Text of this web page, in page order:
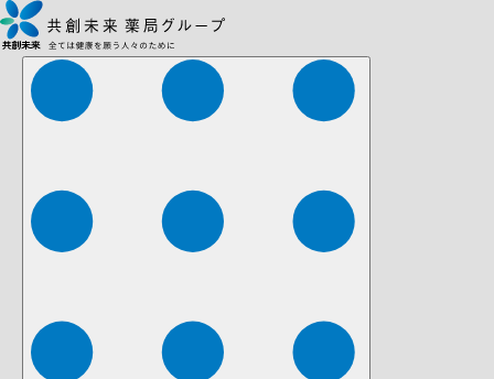
株式会社ファーマみらい 株式会社ストレチア